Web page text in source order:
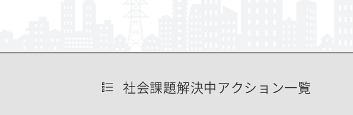
社会課題解決中アクション一覧